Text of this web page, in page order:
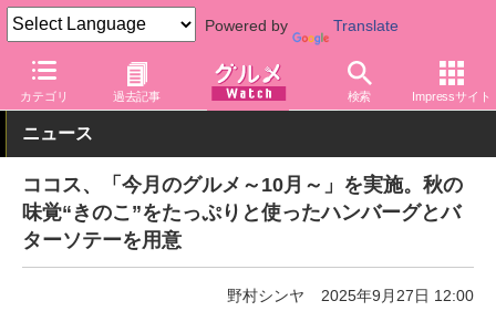
Powered by Translate
カテゴリ 過去記事 検索 Impressサイト
グルメ Watch 店舗 レストラン ココス
ニュース
ココス、「今月のグルメ～10月～」を実施。秋の
味覚“きのこ”をたっぷりと使ったハンバーグとバ
ターソテーを用意
野村シンヤ 2025年9月27日 12:00